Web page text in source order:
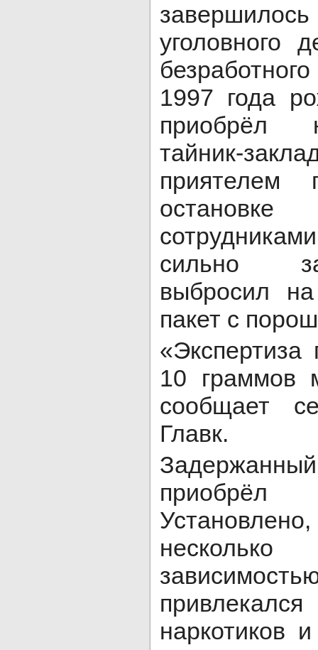
уголовного
1997 года
приобрёл
тайник-
приятелем
сильно
выбросил
пакет с
«Экспертиза
10 граммов
сообщает
Главк.
наркотиков